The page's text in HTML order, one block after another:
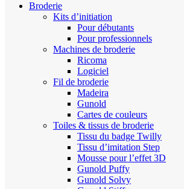
Broderie
Kits d’initiation
Pour débutants
Pour professionnels
Machines de broderie
Ricoma
Logiciel
Fil de broderie
Madeira
Gunold
Cartes de couleurs
Toiles & tissus de broderie
Tissu du badge Twilly
Tissu d’imitation Step
Mousse pour l’effet 3D
Gunold Puffy
Gunold Solvy